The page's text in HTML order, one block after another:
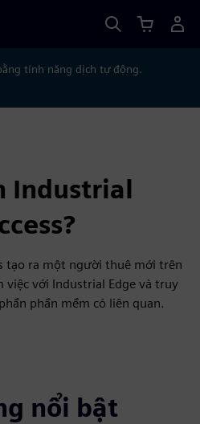
tính năng dịch tự động.
Industrial
tạo ra một người thuê mới trên
việc với Industrial Edge và truy
phần mềm có liên quan.
nổi bật